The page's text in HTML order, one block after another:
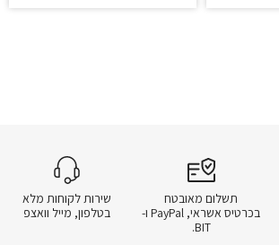
תשלום מאובטח
בכרטיס אשראי, PayPal ו-
BIT.
שירות לקוחות מלא
בטלפון, מייל וואצפ